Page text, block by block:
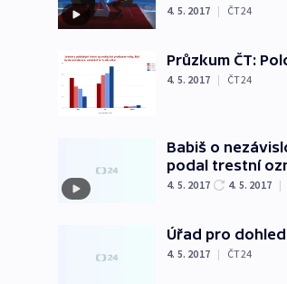
4. 5. 2017 | ČT24
Průzkum ČT:
4. 5. 2017 | ČT24
Babiš o
podal trestní
4. 5. 2017 4. 5. 2017 |
Úřad pro
4. 5. 2017 | ČT24